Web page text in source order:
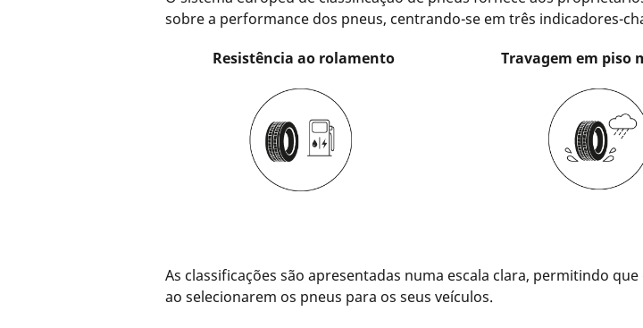
sobre a performance dos pneus, centrando-se em três indicadores-
Resistência ao rolamento
Travagem em piso
As classificações são apresentadas numa escala clara, permitindo
ao selecionarem os pneus para os seus veículos.